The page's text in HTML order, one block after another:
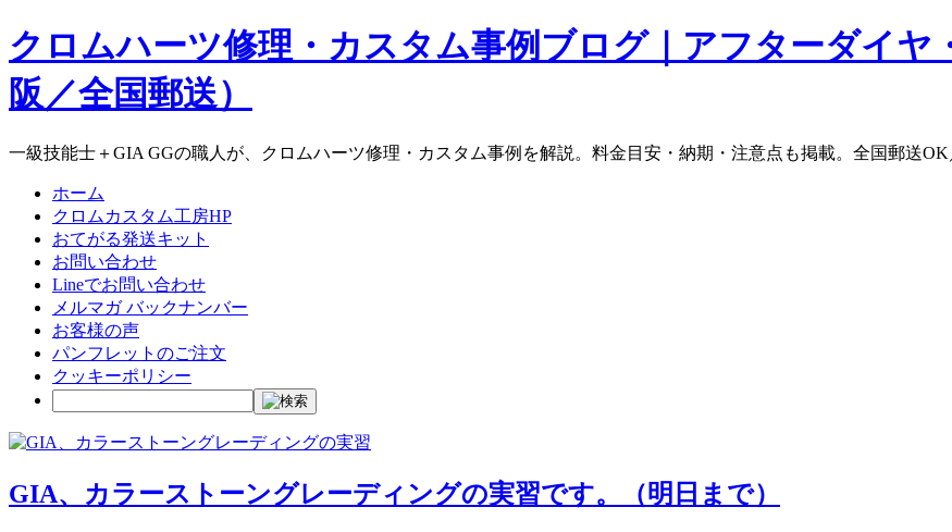
クロムハーツ修理・カスタム事例ブログ｜アフターダイヤ
阪／全国郵送）
一級技能士＋GIA GGの職人が、クロムハーツ修理・カスタム事例を解説。料金目安・納期・注意点も掲載。全国郵送OK
ホーム
クロムカスタム工房HP
おてがる発送キット
お問い合わせ
Lineでお問い合わせ
メルマガ バックナンバー
お客様の声
パンフレットのご注文
クッキーポリシー
GIA、カラーストーングレーディングの実習です。（明日まで）